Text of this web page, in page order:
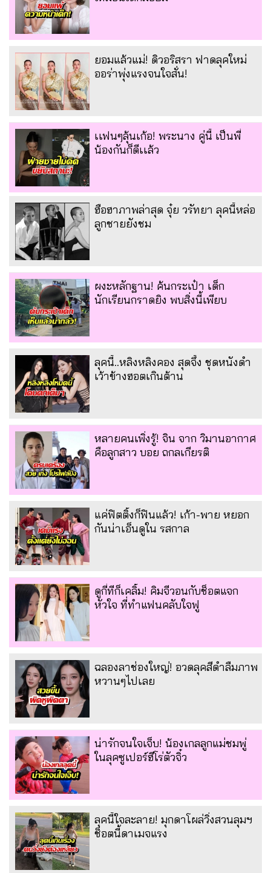
ยอมแล้วแม่! ดิวอริสรา ฟาดลุคใหม่
ออร่าพุ่งแรงจนใจสั่น!
เเฟนๆลุ้นเก้อ! พระนาง คู่นี้ เป็นพี่
น้องกันก็ดีเเล้ว
ฮือฮาภาพล่าสุด จุ๋ย วรัทยา ลุคนี้หล่อ
ลูกชายยังชม
ผงะหลักฐาน! ค้นกระเป๋า เด็ก
นักเรียนกราดยิง พบสิ่งนี้เพียบ
ลุคนี้..หลิงหลิงคอง สุดจึ้ง ชุดหนังดำ
เว้าข้างฮอตเกินต้าน
หลายคนเพิ่งรู้! จิน จาก วิมานอากาศ
คือลูกสาว บอย ถกลเกียรติ
แค่ฟิตติ้งก็ฟินแล้ว! เก้า-พาย หยอก
กันน่าเอ็นดูใน รสกาล
ดูกี่ทีก็เคลิ้ม! คิมจีวอนกับช็อตแจก
หัวใจ ที่ทำแฟนคลับใจฟู
ฉลองลาช่องใหญ่! อวดลุคสีดำลืมภาพ
หวานๆไปเลย
น่ารักจนใจเจ็บ! น้องเกลลูกแม่ชมพู่
ในลุคซูเปอร์ฮีโร่ตัวจิ๋ว
ลุคนี้ใจละลาย! มุกดาโผล่วิ่งสวนลุมฯ
ช็อตนี้ดาเมจแรง